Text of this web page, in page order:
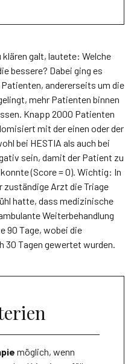
klären galt, lautete: Welche
bessere? Dabei ging es
andererseits um die
mehr Patienten binnen
Knapp 2000 Patienten
mit der einen oder der
bei HESTIA als auch bei
sein, damit der Patient zu
(Score = 0). Wichtig: In
zuständige Arzt die Triage
hatte, dass medizinische
Weiterbehandlung
90 Tage, wobei die
30 Tagen gewertet wurden.
möglich, wenn